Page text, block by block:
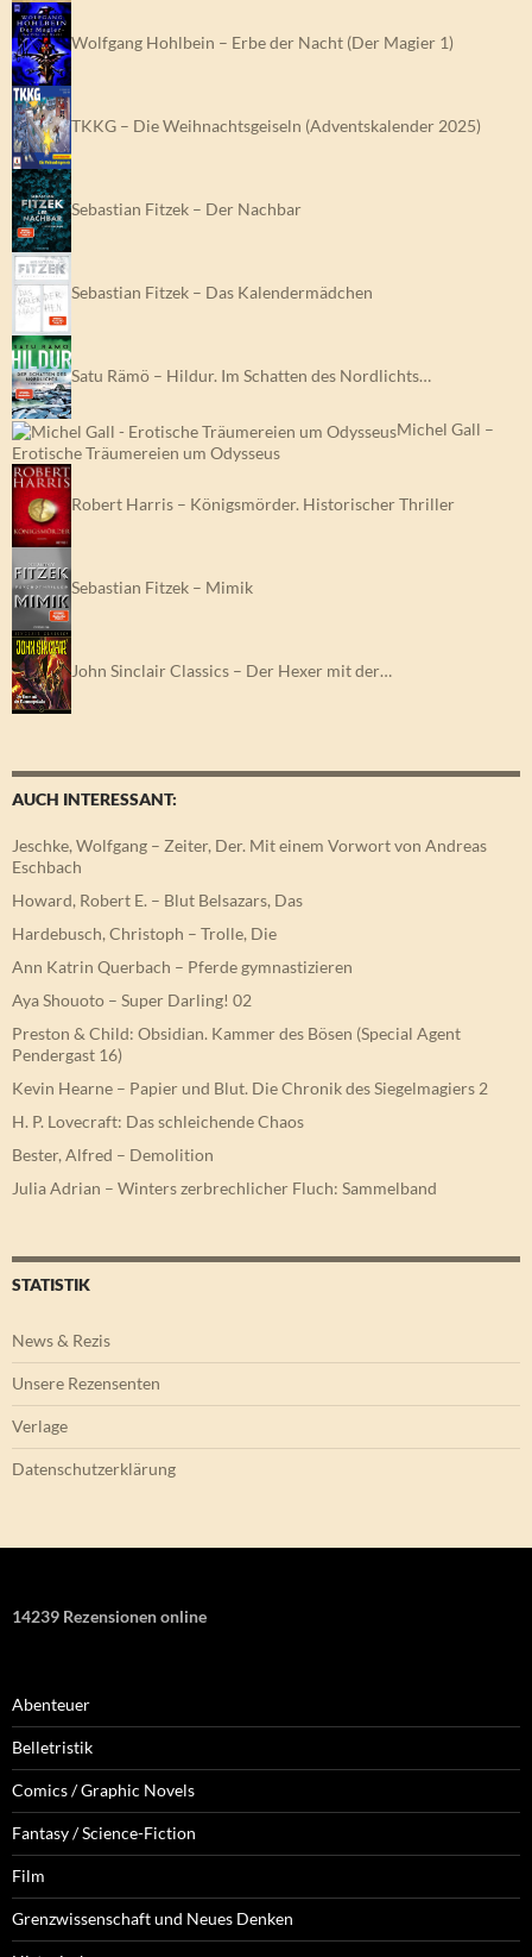
Wolfgang Hohlbein – Erbe der Nacht (Der Magier 1)
TKKG – Die Weihnachtsgeiseln (Adventskalender 2025)
Sebastian Fitzek – Der Nachbar
Sebastian Fitzek – Das Kalendermädchen
Satu Rämö – Hildur. Im Schatten des Nordlichts…
Michel Gall –
Erotische Träumereien um Odysseus
Robert Harris – Königsmörder. Historischer Thriller
Sebastian Fitzek – Mimik
John Sinclair Classics – Der Hexer mit der…
AUCH INTERESSANT:
Jeschke, Wolfgang – Zeiter, Der. Mit einem Vorwort von Andreas
Eschbach
Howard, Robert E. – Blut Belsazars, Das
Hardebusch, Christoph – Trolle, Die
Ann Katrin Querbach – Pferde gymnastizieren
Aya Shouoto – Super Darling! 02
Preston & Child: Obsidian. Kammer des Bösen (Special Agent
Pendergast 16)
Kevin Hearne – Papier und Blut. Die Chronik des Siegelmagiers 2
H. P. Lovecraft: Das schleichende Chaos
Bester, Alfred – Demolition
Julia Adrian – Winters zerbrechlicher Fluch: Sammelband
STATISTIK
News & Rezis
Unsere Rezensenten
Verlage
Datenschutzerklärung
14239 Rezensionen online
Abenteuer
Belletristik
Comics / Graphic Novels
Fantasy / Science-Fiction
Film
Grenzwissenschaft und Neues Denken